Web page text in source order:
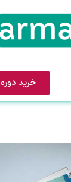
خرید دوره